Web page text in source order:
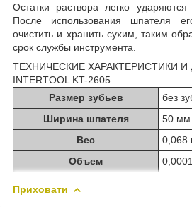
Остатки раствора легко ударяются
После использования шпателя
очистить и хранить сухим, таким
срок службы инструмента.
ТЕХНИЧЕСКИЕ ХАРАКТЕРИСТИКИ
INTERTOOL KT-2605
Размер зубьев
без
Ширина шпателя
50 мм
Вес
0,068
Объем
Приховати